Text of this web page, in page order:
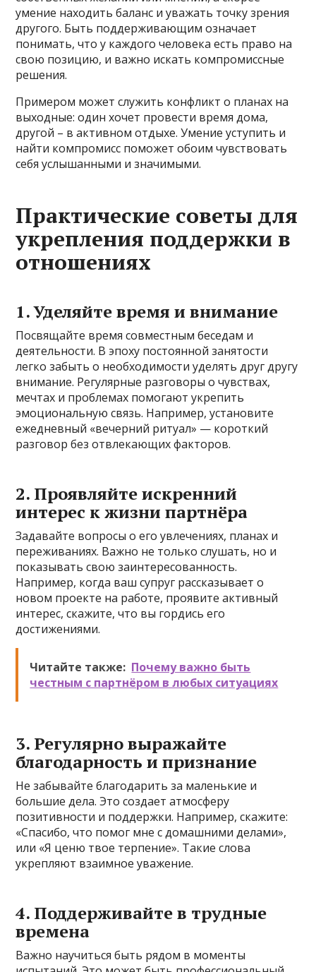
умение находить баланс и уважать точку зрения
другого. Быть поддерживающим означает
понимать, что у каждого человека есть право на
свою позицию, и важно искать компромиссные
решения.
Примером может служить конфликт о планах на
выходные: один хочет провести время дома,
другой – в активном отдыхе. Умение уступить и
найти компромисс поможет обоим чувствовать
себя услышанными и значимыми.
Практические советы для
укрепления поддержки в
отношениях
1. Уделяйте время и внимание
Посвящайте время совместным беседам и
деятельности. В эпоху постоянной занятости
легко забыть о необходимости уделять друг другу
внимание. Регулярные разговоры о чувствах,
мечтах и проблемах помогают укрепить
эмоциональную связь. Например, установите
ежедневный «вечерний ритуал» — короткий
разговор без отвлекающих факторов.
2. Проявляйте искренний
интерес к жизни партнёра
Задавайте вопросы о его увлечениях, планах и
переживаниях. Важно не только слушать, но и
показывать свою заинтересованность.
Например, когда ваш супруг рассказывает о
новом проекте на работе, проявите активный
интерес, скажите, что вы гордись его
достижениями.
Читайте также: Почему важно быть
честным с партнёром в любых ситуациях
3. Регулярно выражайте
благодарность и признание
Не забывайте благодарить за маленькие и
большие дела. Это создает атмосферу
позитивности и поддержки. Например, скажите:
«Спасибо, что помог мне с домашними делами»,
или «Я ценю твое терпение». Такие слова
укрепляют взаимное уважение.
4. Поддерживайте в трудные
времена
Важно научиться быть рядом в моменты